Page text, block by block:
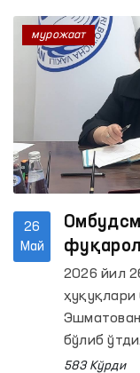
26
Май
2026 йил
ҳуқуқлари
бўлиб ўтди.
583 Кўрди
мурожаат